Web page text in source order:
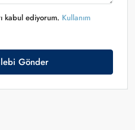
kabul ediyorum. Kullanım
Gönder